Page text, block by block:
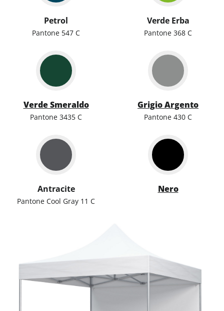
Petrol
Pantone 547 C
Verde Erba
Pantone 368 C
Verde Smeraldo
Pantone 3435 C
Grigio Argento
Pantone 430 C
Antracite
Pantone Cool Gray 11 C
Nero